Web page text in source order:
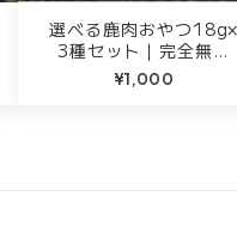
選べる鹿肉おやつ
3種セット｜完全無添
加・徳島産ジビエ使用
¥1,000